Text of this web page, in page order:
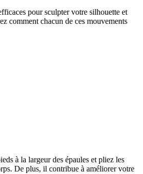
pour sculpter votre silhouette et
comment chacun de ces mouvements
à la largeur des épaules et pliez les
De plus, il contribue à améliorer votre